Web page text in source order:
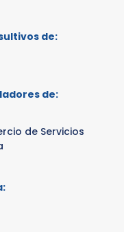
de:
de:
de Servicios